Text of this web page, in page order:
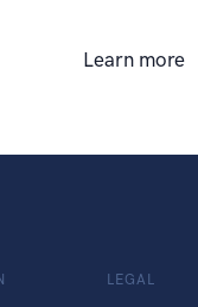
Learn more
LEGAL